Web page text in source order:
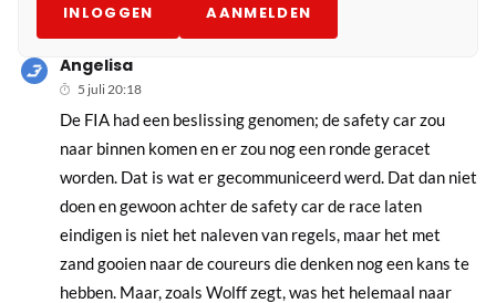
INLOGGEN AANMELDEN
Angelisa
5 juli 20:18
De FIA had een beslissing genomen; de safety car zou
naar binnen komen en er zou nog een ronde geracet
worden. Dat is wat er gecommuniceerd werd. Dat dan niet
doen en gewoon achter de safety car de race laten
eindigen is niet het naleven van regels, maar het met
zand gooien naar de coureurs die denken nog een kans te
hebben. Maar, zoals Wolff zegt, was het helemaal naar